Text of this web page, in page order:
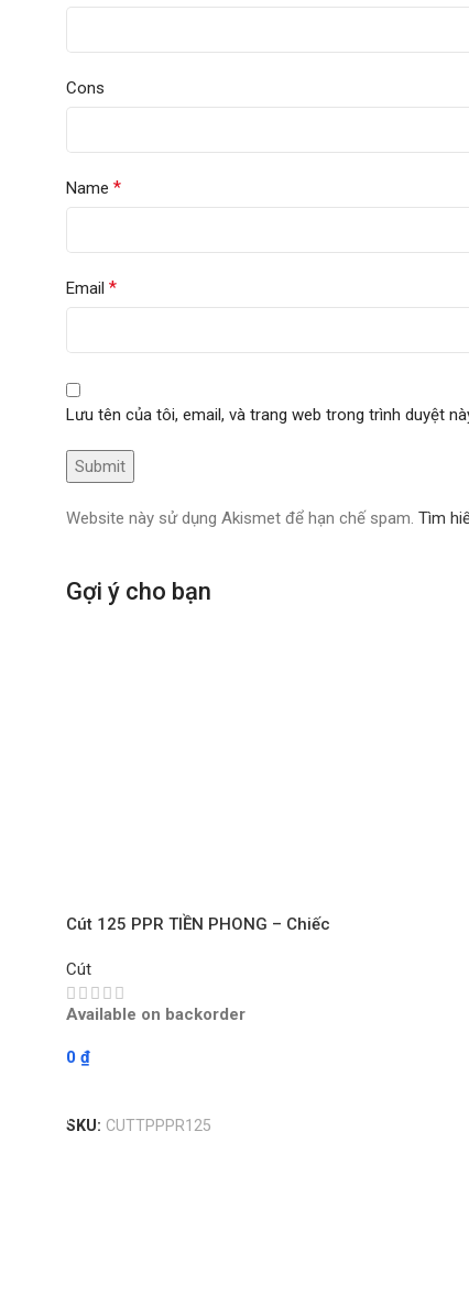
Cons
Name *
Email *
Lưu tên của tôi, email, và trang web trong trình duyệt
Website này sử dụng Akismet để hạn chế spam. Tìm
Gợi ý cho bạn
Cút 125 PPR TIỀN PHONG – Chiếc
Cút
Available on backorder
0 ₫
SKU: CUTTPPPR125